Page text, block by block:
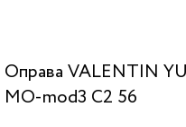
Оправа VALENTIN
MO-mod3 C2 56